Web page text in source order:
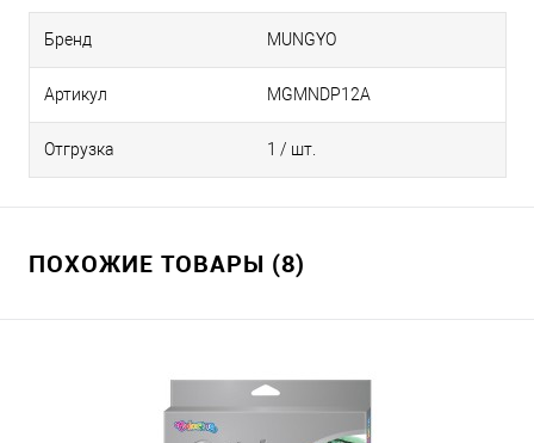
Бренд MUNGYO
Артикул MGMNDP12A
Отгрузка 1 / шт.
ПОХОЖИЕ ТОВАРЫ (8)